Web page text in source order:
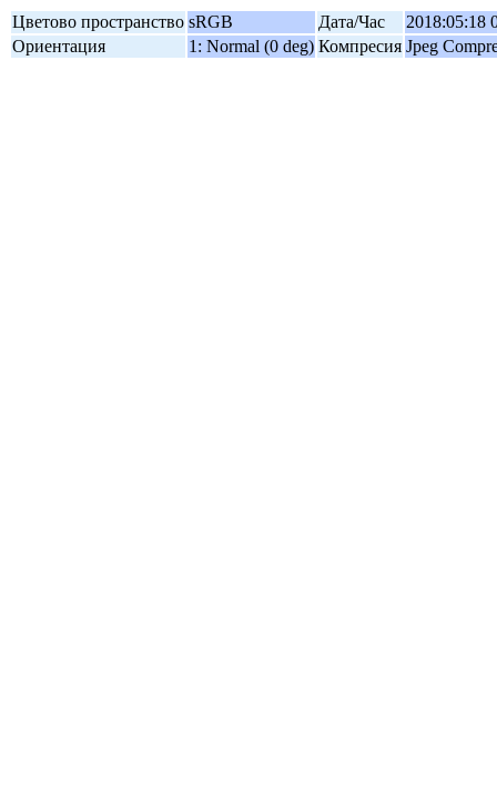
Цветово пространство sRGB Дата/Час
2018:05:18
Ориентация
1: Normal (0 deg) Компресия Jpeg